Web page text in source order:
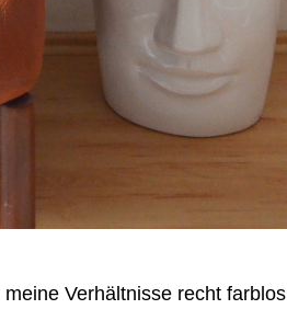
Verhältnisse recht farblos